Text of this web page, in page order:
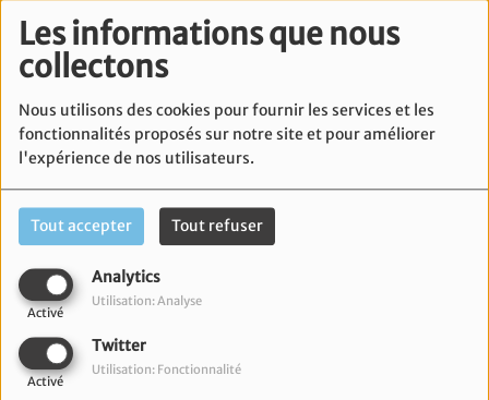
Les informations que nous
collectons
Nous utilisons des cookies pour fournir les services et les
fonctionnalités proposés sur notre site et pour améliorer
l'expérience de nos utilisateurs.
Tout accepter Tout refuser
Analytics
Activé
Utilisation: Analyse
Twitter
Activé
Utilisation: Fonctionnalité
Noa Stora
Technicienne de Radio JM, Noa
production. Retrouvez sa